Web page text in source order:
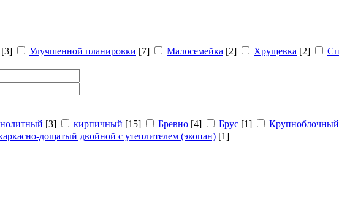
[3] Улучшенной планировки [7] Малосемейка [2] Хрущевка [2]
[3] кирпичный [15] Бревно [4] Брус [1] Крупноблочный
дощатый двойной с утеплителем (экопан) [1]